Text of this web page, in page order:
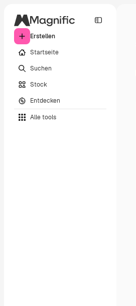
Erstellen
Startseite
Suchen
Stock
Entdecken
Alle tools